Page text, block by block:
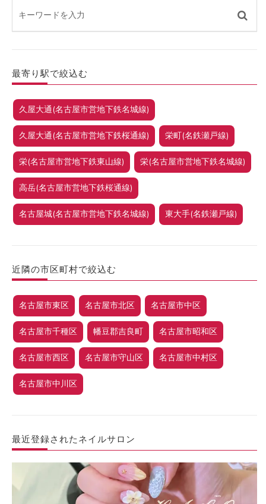
最寄り駅で絞込む
久屋大通(名古屋市営地下鉄名城線)
久屋大通(名古屋市営地下鉄桜通線) 栄町(名鉄瀬戸線)
栄(名古屋市営地下鉄東山線) 栄(名古屋市営地下鉄名城線)
高岳(名古屋市営地下鉄桜通線)
名古屋城(名古屋市営地下鉄名城線) 東大手(名鉄瀬戸線)
近隣の市区町村で絞込む
名古屋市東区 名古屋市北区 名古屋市中区
名古屋市千種区 幡豆郡吉良町 名古屋市昭和区
名古屋市西区 名古屋市守山区 名古屋市中村区
名古屋市中川区
最近登録されたネイルサロン